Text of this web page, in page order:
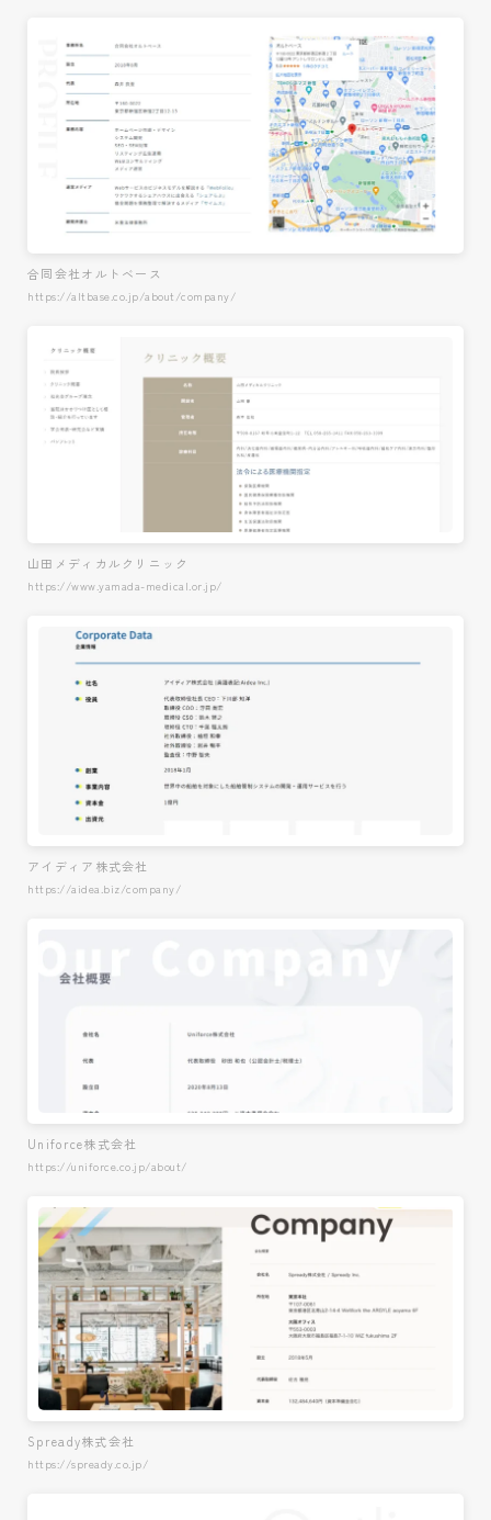
合同会社オルトベース
https://altbase.co.jp/about/company/
山田メディカルクリニック
https://www.yamada-medical.or.jp/
アイディア株式会社
https://aidea.biz/company/
Uniforce株式会社
https://uniforce.co.jp/about/
Spready株式会社
https://spready.co.jp/